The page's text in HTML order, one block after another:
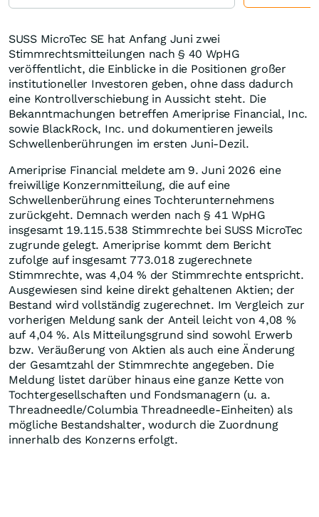
SUSS MicroTec SE hat Anfang Juni zwei
Stimmrechtsmitteilungen nach § 40 WpHG
veröffentlicht, die Einblicke in die Positionen großer
institutioneller Investoren geben, ohne dass dadurch
eine Kontrollverschiebung in Aussicht steht. Die
Bekanntmachungen betreffen Ameriprise Financial, Inc.
sowie BlackRock, Inc. und dokumentieren jeweils
Schwellenberührungen im ersten Juni‑Dezil.
Ameriprise Financial meldete am 9. Juni 2026 eine
freiwillige Konzernmitteilung, die auf eine
Schwellenberührung eines Tochterunternehmens
zurückgeht. Demnach werden nach § 41 WpHG
insgesamt 19.115.538 Stimmrechte bei SUSS MicroTec
zugrunde gelegt. Ameriprise kommt dem Bericht
zufolge auf insgesamt 773.018 zugerechnete
Stimmrechte, was 4,04 % der Stimmrechte entspricht.
Ausgewiesen sind keine direkt gehaltenen Aktien; der
Bestand wird vollständig zugerechnet. Im Vergleich zur
vorherigen Meldung sank der Anteil leicht von 4,08 %
auf 4,04 %. Als Mitteilungsgrund sind sowohl Erwerb
bzw. Veräußerung von Aktien als auch eine Änderung
der Gesamtzahl der Stimmrechte angegeben. Die
Meldung listet darüber hinaus eine ganze Kette von
Tochtergesellschaften und Fondsmanagern (u. a.
Threadneedle/Columbia Threadneedle‑Einheiten) als
mögliche Bestandshalter, wodurch die Zuordnung
innerhalb des Konzerns erfolgt.